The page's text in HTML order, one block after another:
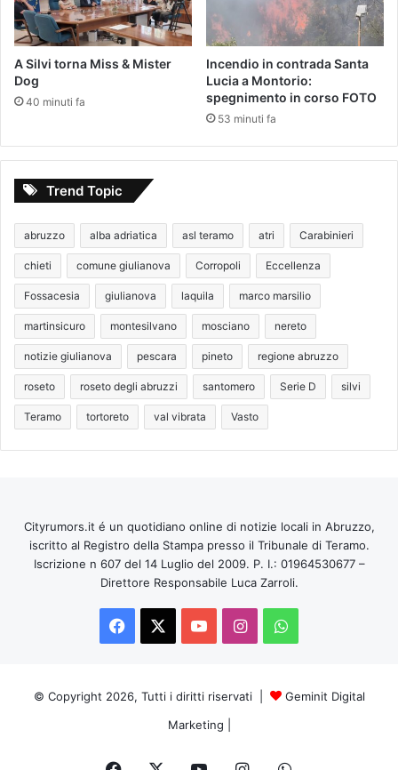
A Silvi torna Miss & Mister
Dog
40 minuti fa
Incendio in contrada Santa
Lucia a Montorio:
spegnimento in corso FOTO
53 minuti fa
Trend Topic
abruzzo alba adriatica asl teramo atri Carabinieri
chieti comune giulianova Corropoli Eccellenza
Fossacesia giulianova laquila marco marsilio
martinsicuro montesilvano mosciano nereto
notizie giulianova pescara pineto regione abruzzo
roseto roseto degli abruzzi santomero Serie D silvi
Teramo tortoreto val vibrata Vasto
Cityrumors.it é un quotidiano online di notizie locali in Abruzzo,
iscritto al Registro della Stampa presso il Tribunale di Teramo.
Iscrizione n 607 del 14 Luglio del 2009. P. I.: 01964530677 –
Direttore Responsabile Luca Zarroli.
Facebook
You InstagramWhatsApp
© Copyright 2026, Tutti i diritti riservati |
Geminit Digital
Marketing